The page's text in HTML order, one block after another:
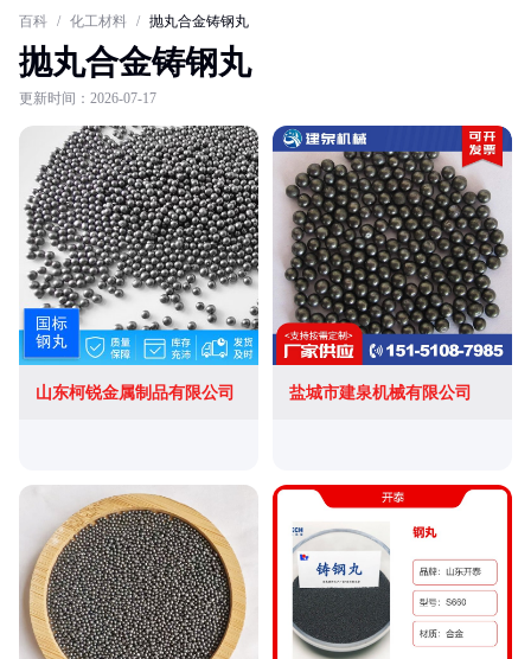
百科 / 化工材料 / 抛丸合金铸钢丸
抛丸合金铸钢丸
更新时间：2026-07-17
山东柯锐金属制品有限公司 盐城市建泉机械有限公司